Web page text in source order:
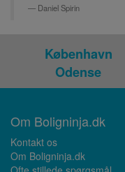
Daniel Spirin
København
Odense
Om Boligninja.dk
Kontakt os
Om Boligninja.dk